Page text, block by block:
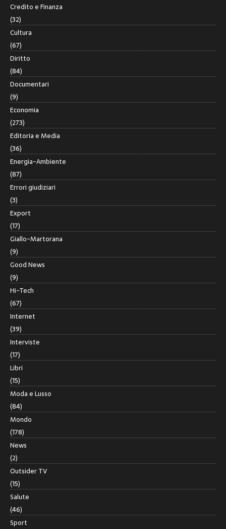
Credito e Finanza
(32)
Cultura
(67)
Diritto
(84)
Documentari
(9)
Economia
(273)
Editoria e Media
(36)
Energia-Ambiente
(87)
Errori giudiziari
(3)
Export
(17)
Giallo-Martorana
(9)
Good News
(9)
Hi-Tech
(67)
Internet
(39)
Interviste
(17)
Libri
(15)
Moda e Lusso
(84)
Mondo
(178)
News
(2)
Outsider TV
(15)
Salute
(46)
Sport